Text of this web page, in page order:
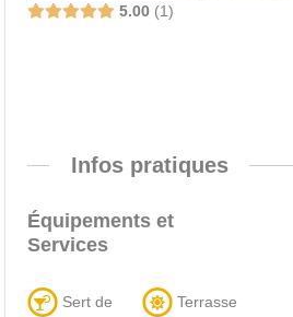
5.00 1
Infos pratiques
Équipements et
Services
Sert de
Terrasse